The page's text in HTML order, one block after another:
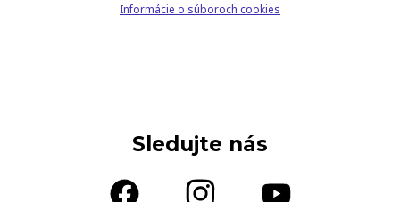
Informácie o súboroch cookies
Sledujte nás